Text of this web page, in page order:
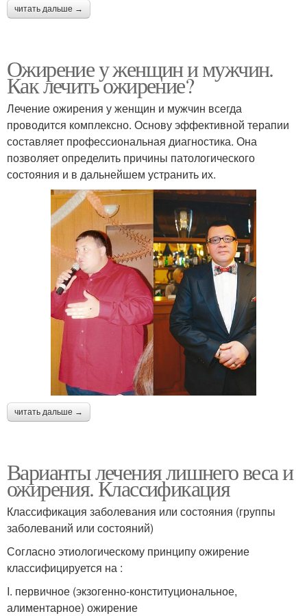
читать дальше →
Ожирение у женщин и мужчин.
Как лечить ожирение?
Лечение ожирения у женщин и мужчин всегда
проводится комплексно. Основу эффективной терапии
составляет профессиональная диагностика. Она
позволяет определить причины патологического
состояния и в дальнейшем устранить их.
читать дальше →
Варианты лечения лишнего веса и
ожирения. Классификация
Классификация заболевания или состояния (группы
заболеваний или состояний)
Согласно этиологическому принципу ожирение
классифицируется на :
I. первичное (экзогенно-конституциональное,
алиментарное) ожирение